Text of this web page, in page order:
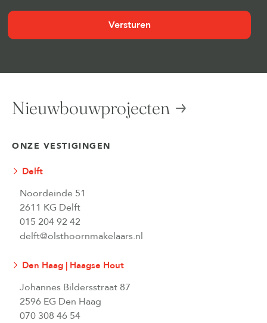
Cookies
Nieuwbouwprojecten
ONZE VESTIGINGEN
Delft
Noordeinde 51
2611 KG Delft
015 204 92 42
delft@olsthoornmakelaars.nl
Den Haag | Haagse Hout
Johannes Bildersstraat 87
2596 EG Den Haag
070 308 46 54